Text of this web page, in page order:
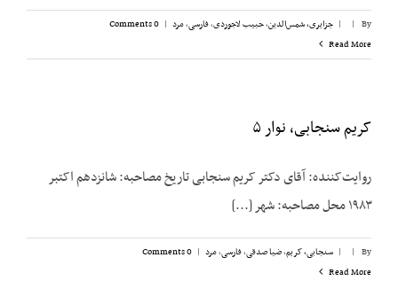
By
|
| جزایری، شمس‌الدین,حبیب لاجوردی,فارسی,مرد |
0 Comments
Read More
کریم سنجابی، نوار ۵
روایت‌‌کننده: آقای دکتر کریم سنجابی تاریخ مصاحبه: شانزدهم اکتبر
۱۹۸۳ محل مصاحبه: شهر [...]
By
|
| سنجابی، کریم,ضیا صدقی,فارسی,مرد |
0 Comments
Read More